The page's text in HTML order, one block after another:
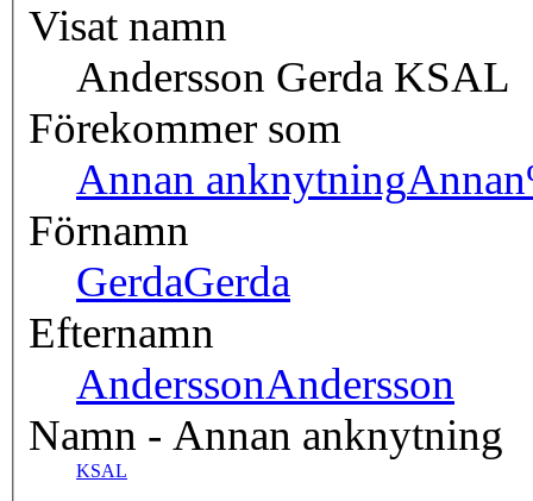
Visat namn
Andersson Gerda KSAL
Förekommer som
Annan anknytning
Förnamn
GerdaGerda
Efternamn
AnderssonAndersson
Namn - Annan anknytning
KSAL